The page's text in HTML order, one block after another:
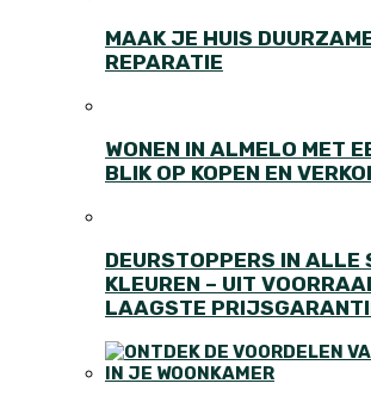
MAAK JE HUIS
REPARATIE
WONEN IN ALMELO MET
BLIK OP KOPEN EN
DEURSTOPPERS IN ALLE
KLEUREN – UIT
LAAGSTE